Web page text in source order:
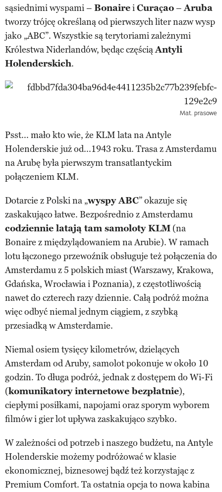
sąsiednimi wyspami – BonaireiCuraçao–Aruba
tworzy trójcę określaną od pierwszych liter nazw wysp
jako „ABC”. Wszystkie są terytoriami zależnymi
Królestwa Niderlandów, będąc częściąAntyli
Holenderskich.
Mat. prasowe
Psst... mało kto wie, że KLM lata na Antyle
Holenderskie już od...1943 roku. Trasa z Amsterdamu
na Arubę była pierwszym transatlantyckim
połączeniem KLM.
Dotarcie z Polski na „wyspy ABC” okazuje się
zaskakująco łatwe. Bezpośrednio z Amsterdamu
codziennie latają tam samoloty KLM (na
Bonaire z międzylądowaniem na Arubie). W ramach
lotu łączonego przewoźnik obsługuje też połączenia do
Amsterdamu z 5 polskich miast (Warszawy, Krakowa,
Gdańska, Wrocławia i Poznania), z częstotliwością
nawet do czterech razy dziennie. Całą podróż można
więc odbyć niemal jednym ciągiem, z szybką
przesiadką w Amsterdamie.
Niemal osiem tysięcy kilometrów, dzielących
Amsterdam od Aruby, samolot pokonuje w około 10
godzin. To długa podróż, jednak z dostępem do Wi-Fi
(komunikatory internetowe bezpłatnie),
ciepłymi posiłkami, napojami oraz sporym wyborem
filmów i gier lot upływa zaskakująco szybko.
W zależności od potrzeb i naszego budżetu, na Antyle
Holenderskie możemy podróżować w klasie
ekonomicznej, biznesowej bądź też korzystając z
Premium Comfort. Ta ostatnia opcja to nowa kabina